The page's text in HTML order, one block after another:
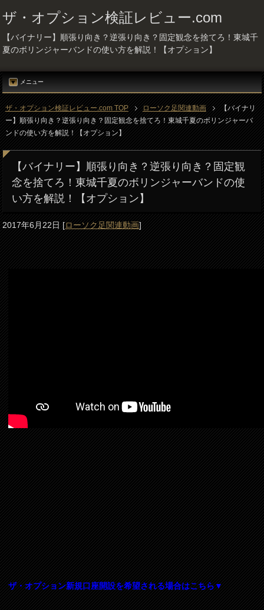
ザ・オプション検証レビュー.com
【バイナリー】順張り向き？逆張り向き？固定観念を捨てろ！東城千
夏のボリンジャーバンドの使い方を解説！【オプション】
メニュー
ザ・オプション検証レビュー.com TOP ローソク足関連動画
【バイナリ
ー】順張り向き？逆張り向き？固定観念を捨てろ！東城千夏のボリンジャーバ
ンドの使い方を解説！【オプション】
【バイナリー】順張り向き？逆張り向き？固定観
念を捨てろ！東城千夏のボリンジャーバンドの使
い方を解説！【オプション】
2017年6月22日[ローソク足関連動画]
ザ・オプション新規口座開設を希望される場合はこちら▼